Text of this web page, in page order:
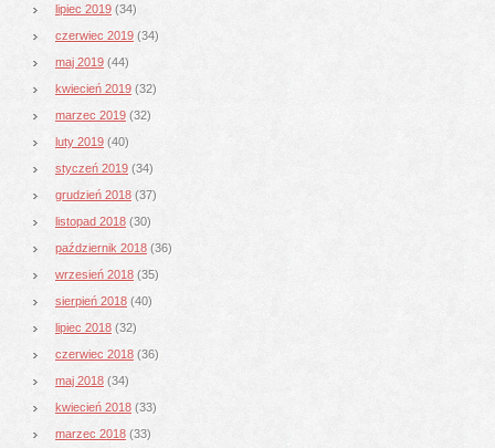
lipiec 2019 (34)
czerwiec 2019 (34)
maj 2019 (44)
kwiecień 2019 (32)
marzec 2019 (32)
luty 2019 (40)
styczeń 2019 (34)
grudzień 2018 (37)
listopad 2018 (30)
październik 2018 (36)
wrzesień 2018 (35)
sierpień 2018 (40)
lipiec 2018 (32)
czerwiec 2018 (36)
maj 2018 (34)
kwiecień 2018 (33)
marzec 2018 (33)